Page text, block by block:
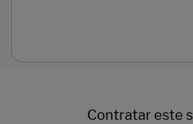
Contratar este